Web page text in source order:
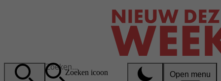
Zoeken icoon Open menu